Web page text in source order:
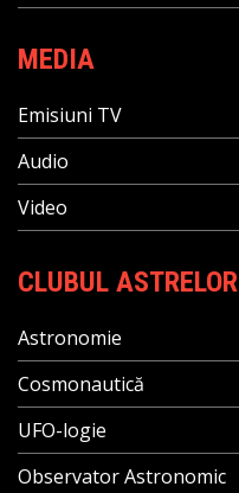
MEDIA
Emisiuni TV
Audio
Video
CLUBUL ASTRELOR
Astronomie
Cosmonautică
UFO-logie
Observator Astronomic